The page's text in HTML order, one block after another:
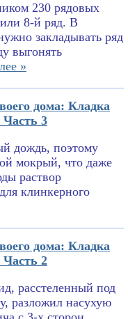
230 рядовых
8-й ряд. В
закладывать ряд
выгонять
»
дома: Кладка
3
дождь, поэтому
мокрый, что даже
раствор
клинкерного
дома: Кладка
2
расстеленный под
разложил насухую